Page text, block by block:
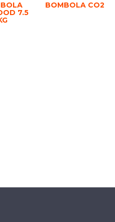
7.5
BOMBOLA CO2